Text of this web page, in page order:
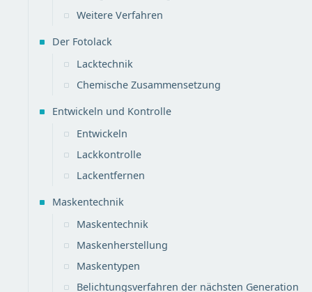
Weitere Verfahren
Der Fotolack
Lacktechnik
Chemische Zusammensetzung
Entwickeln und Kontrolle
Entwickeln
Lackkontrolle
Lackentfernen
Maskentechnik
Maskentechnik
Maskenherstellung
Maskentypen
Belichtungsverfahren der nächsten Generation